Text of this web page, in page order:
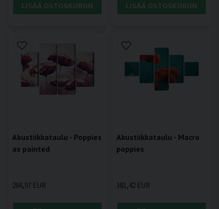
LISÄÄ OSTOSKORIIN LISÄÄ OSTOSKORIIN
Akustiikkataulu - Poppies
as painted
266,97 EUR
Akustiikkataulu - Macro
poppies
381,42 EUR